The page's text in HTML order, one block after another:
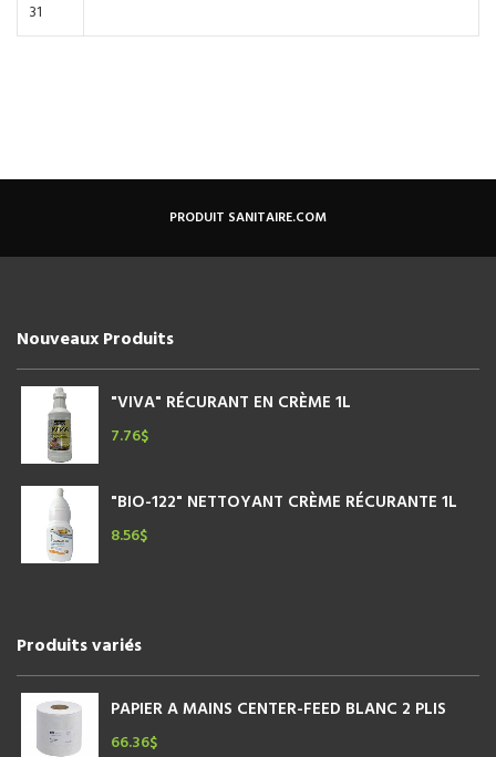
31
PRODUIT SANITAIRE.COM
Nouveaux Produits
"VIVA" RÉCURANT EN CRÈME 1L
7.76$
"BIO-122" NETTOYANT CRÈME RÉCURANTE 1L
8.56$
Produits variés
PAPIER A MAINS CENTER-FEED BLANC 2 PLIS
66.36$